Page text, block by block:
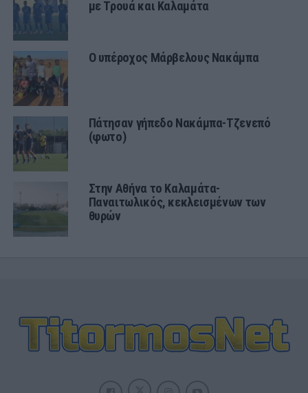
με Τρουά και Καλαμάτα
Ο υπέροχος Μάρβελους Νακάμπα
Πάτησαν γήπεδο Νακάμπα-Τζενεπό
(φωτο)
Στην Αθήνα το Καλαμάτα-
Παναιτωλικός, κεκλεισμένων των
θυρών